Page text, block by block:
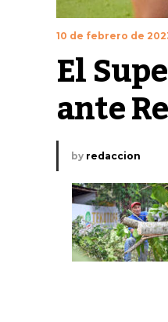
10 de febrero de
El
ante
by redaccion